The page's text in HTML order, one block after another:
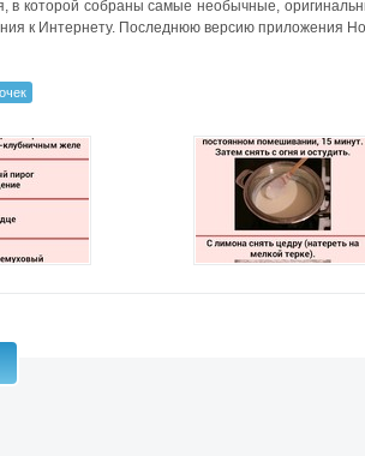
в которой собраны самые необычные,
к Интернету. Последнюю версию приложения